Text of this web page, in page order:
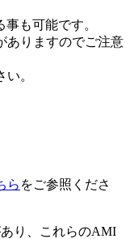
も可能です。
ありますのでご注意
。
ら をご参照くださ
あり、これらのAMI